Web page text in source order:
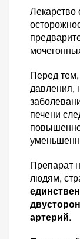
Лекарство
Перед тем,
давления,
печени
Препарат
людям,
артерий.